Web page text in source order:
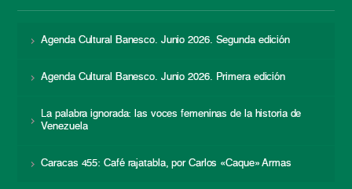
Agenda Cultural Banesco. Junio 2026. Segunda edición
Agenda Cultural Banesco. Junio 2026. Primera edición
La palabra ignorada: las voces femeninas de la historia de
Venezuela
Caracas 455: Café rajatabla, por Carlos «Caque» Armas